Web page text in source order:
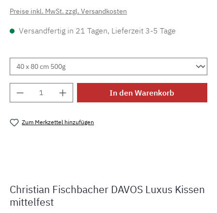
Preise inkl. MwSt. zzgl. Versandkosten
Versandfertig in 21 Tagen, Lieferzeit 3-5 Tage
Produkt Anzahl: Gib den gewünschten
In den Warenkorb
Zum Merkzettel hinzufügen
Christian Fischbacher DAVOS Luxus Kissen
mittelfest